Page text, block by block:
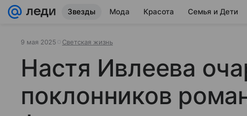
Звезды Мода Красота Семья и Дети
9 мая 2025 Светская жизнь
Настя Ивлеева
поклонников